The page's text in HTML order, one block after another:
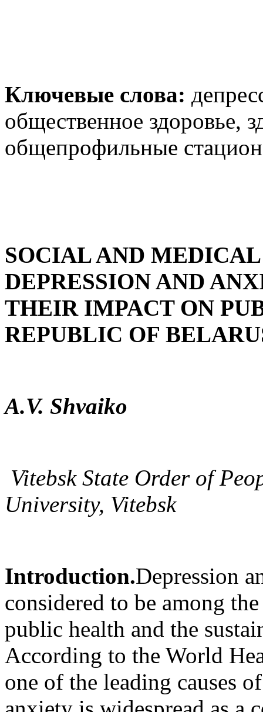
Ключевые слова:
общественное здоровье,
общепрофильные
SOCIAL AND
DEPRESSION AND
THEIR IMPACT ON
REPUBLIC OF
A.V. Shvaiko
Vitebsk State Order of
University, Vitebsk
Introduction.Depression
considered to be among
public health and the
According to the World
one of the leading causes